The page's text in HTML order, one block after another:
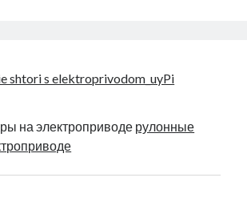
shtori s elektroprivodom_uyPi
на электроприводе рулонные